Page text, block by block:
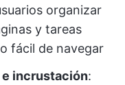
organizar
y tareas
fácil de navegar
incrustación: